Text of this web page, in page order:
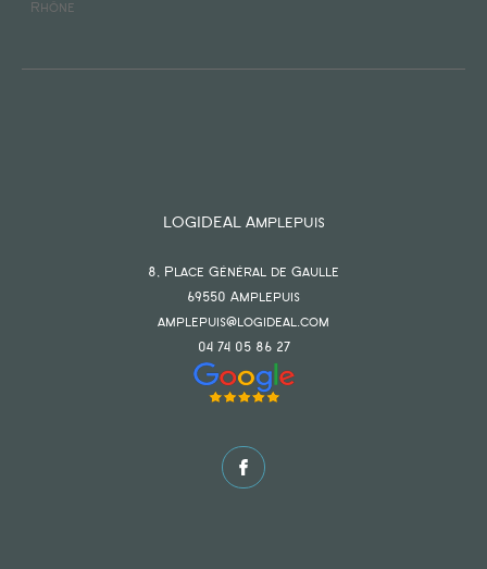
Rhône
LOGIDEAL Amplepuis
8, Place Général de Gaulle
69550 amplepuis
amplepuis@logideal.com
04 74 05 86 27
AFFINER LES CRITÈRES